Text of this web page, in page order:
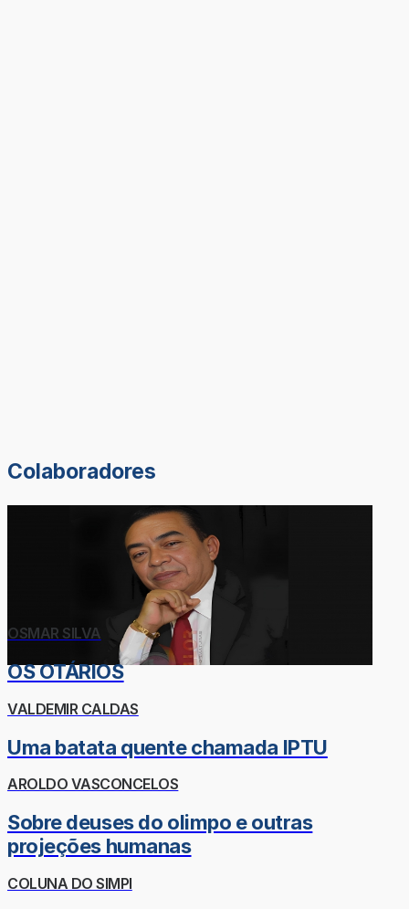
Colaboradores
OSMAR SILVA
OS OTÁRIOS
VALDEMIR CALDAS
Uma batata quente chamada IPTU
AROLDO VASCONCELOS
Sobre deuses do olimpo e outras
projeções humanas
COLUNA DO SIMPI